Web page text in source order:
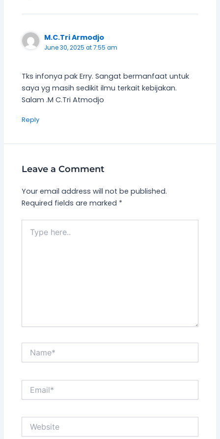
M.C.Tri Armodjo
June 30, 2025 at 7:55 am
Tks infonya pak Erry. Sangat bermanfaat untuk
saya yg masih sedikit ilmu terkait kebijakan.
Salam .M C.Tri Atmodjo
Reply
Leave a Comment
Your email address will not be published.
Required fields are marked *
here..
Name*
Website